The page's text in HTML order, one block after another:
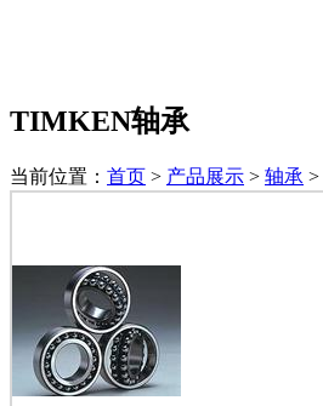
TIMKEN轴承
当前位置： 首页 > 产品展示 > 轴承 >